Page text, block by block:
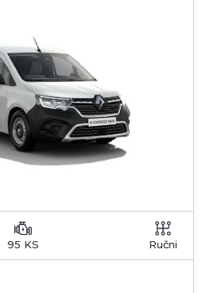
95 KS Ručni